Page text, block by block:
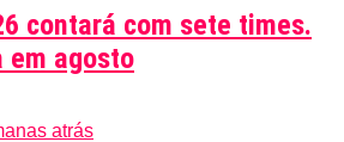
contará com sete times.
em agosto
atrás